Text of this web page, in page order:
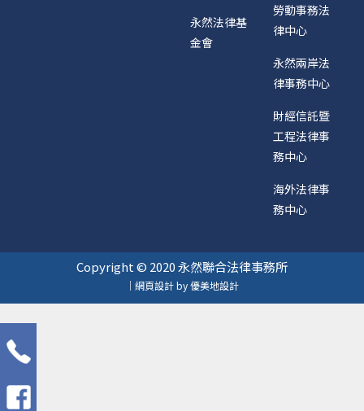
永然法律基
金會
勞動事務法
律中心
永然兩岸法
律事務中心
財經信託暨
工程法律事
務中心
海外法律事
務中心
Copyright © 2020 永然聯合法律事務所
｜網頁設計 by 優美地設計